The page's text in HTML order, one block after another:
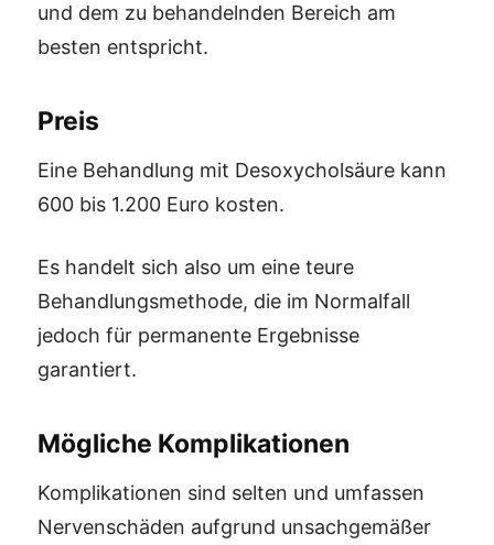
und dem zu behandelnden Bereich am
besten entspricht.
Preis
Eine Behandlung mit Desoxycholsäure kann
600 bis 1.200 Euro kosten.
Es handelt sich also um eine teure
Behandlungsmethode, die im Normalfall
jedoch für permanente Ergebnisse
garantiert.
Mögliche Komplikationen
Komplikationen sind selten und umfassen
Nervenschäden aufgrund unsachgemäßer